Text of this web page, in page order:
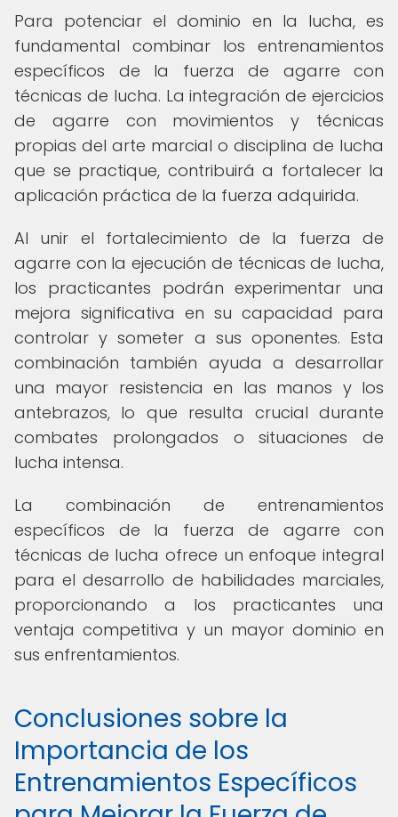
Para potenciar el dominio en la lucha, es
fundamental combinar los entrenamientos
específicos de la fuerza de agarre con
técnicas de lucha. La integración de ejercicios
de agarre con movimientos y técnicas
propias del arte marcial o disciplina de lucha
que se practique, contribuirá a fortalecer la
aplicación práctica de la fuerza adquirida.
Al unir el fortalecimiento de la fuerza de
agarre con la ejecución de técnicas de lucha,
los practicantes podrán experimentar una
mejora significativa en su capacidad para
controlar y someter a sus oponentes. Esta
combinación también ayuda a desarrollar
una mayor resistencia en las manos y los
antebrazos, lo que resulta crucial durante
combates prolongados o situaciones de
lucha intensa.
La combinación de entrenamientos
específicos de la fuerza de agarre con
técnicas de lucha ofrece un enfoque integral
para el desarrollo de habilidades marciales,
proporcionando a los practicantes una
ventaja competitiva y un mayor dominio en
sus enfrentamientos.
Conclusiones sobre la
Importancia de los
Entrenamientos Específicos